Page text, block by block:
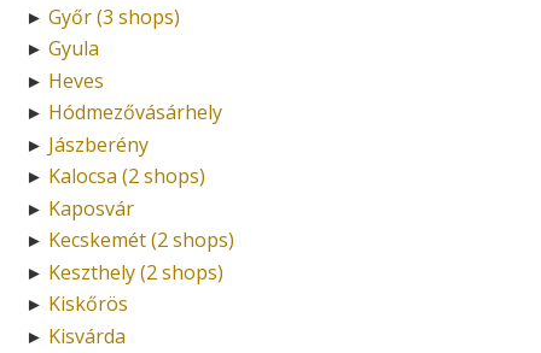
► Győr (3 shops)
► Gyula
► Heves
► Hódmezővásárhely
► Jászberény
► Kalocsa (2 shops)
► Kaposvár
► Kecskemét (2 shops)
► Keszthely (2 shops)
► Kiskőrös
► Kisvárda